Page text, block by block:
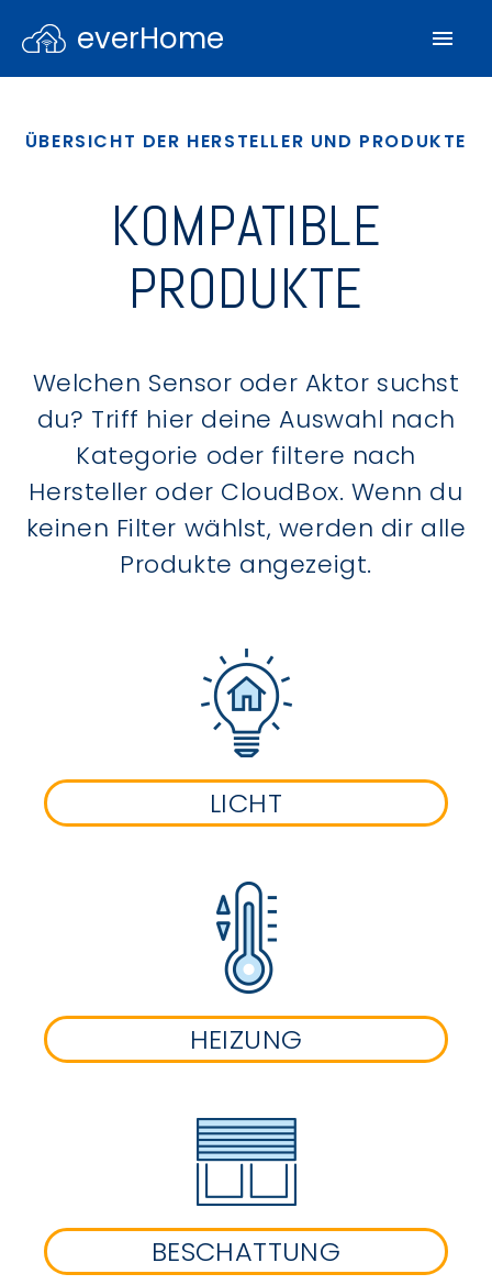
everHome
ÜBERSICHT DER HERSTELLER UND PRODUKTE
KOMPATIBLE
PRODUKTE
Welchen Sensor oder Aktor suchst
du? Triff hier deine Auswahl nach
Kategorie oder filtere nach
Hersteller oder CloudBox. Wenn du
keinen Filter wählst, werden dir alle
Produkte angezeigt.
LICHT
HEIZUNG
BESCHATTUNG